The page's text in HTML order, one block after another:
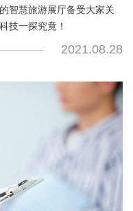
智慧旅游展厅备受大家关
技一探究竟！
2021.08.28